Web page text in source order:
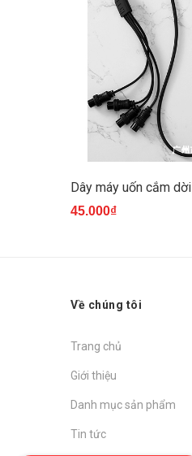
Dây máy uốn cắm dời
45.000₫
Về chúng tôi
Trang chủ
Giới thiệu
Danh mục sản phẩm
Tin tức